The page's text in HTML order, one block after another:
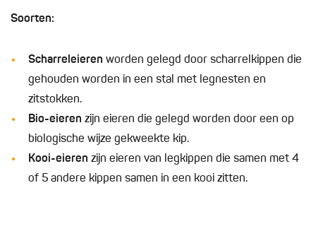
Soorten:
Scharreleieren worden gelegd door scharrelkippen die
gehouden worden in een stal met legnesten en
zitstokken.
Bio-eieren zijn eieren die gelegd worden door een op
biologische wijze gekweekte kip.
Kooi-eieren zijn eieren van legkippen die samen met 4
of 5 andere kippen samen in een kooi zitten.